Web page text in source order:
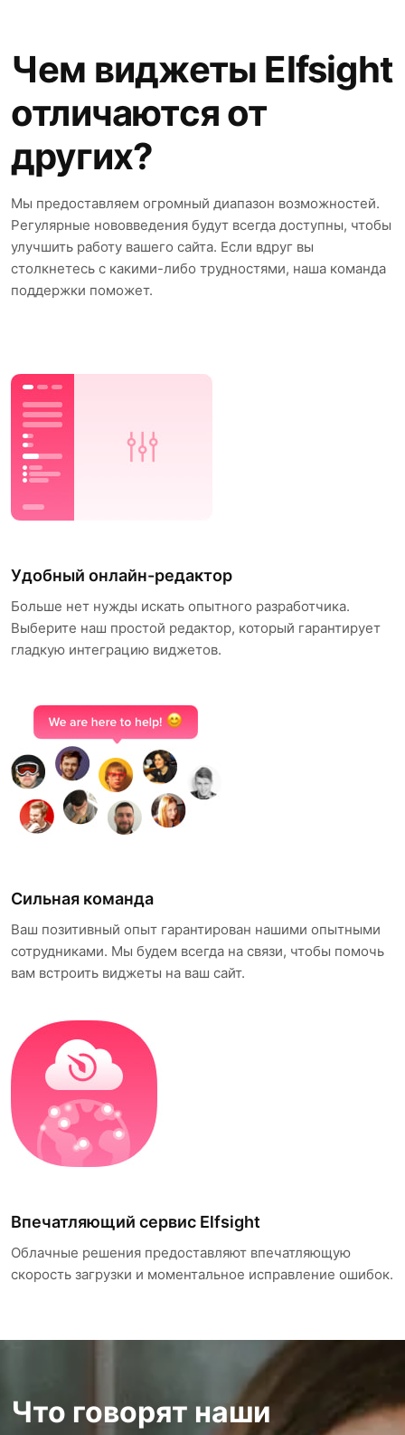
Чем виджеты Elfsight
отличаются от
других?
Мы предоставляем огромный диапазон возможностей.
Регулярные нововведения будут всегда доступны, чтобы
улучшить работу вашего сайта. Если вдруг вы
столкнетесь с какими-либо трудностями, наша команда
поддержки поможет.
Удобный онлайн-редактор
Больше нет нужды искать опытного разработчика.
Выберите наш простой редактор, который гарантирует
гладкую интеграцию виджетов.
Сильная команда
Ваш позитивный опыт гарантирован нашими опытными
сотрудниками. Мы будем всегда на связи, чтобы помочь
вам встроить виджеты на ваш сайт.
Впечатляющий сервис Elfsight
Облачные решения предоставляют впечатляющую
скорость загрузки и моментальное исправление ошибок.
Что говорят наши